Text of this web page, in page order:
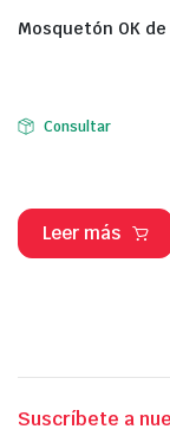
Mosquetón OK
Consultar
Leer más
Suscríbete a